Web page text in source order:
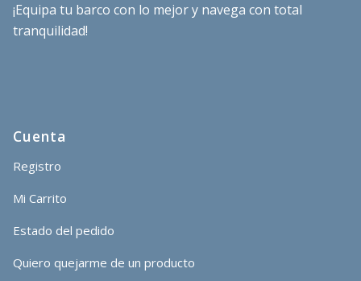
¡Equipa tu barco con lo mejor y navega con total
tranquilidad!
Cuenta
Registro
Mi Carrito
Estado del pedido
Quiero quejarme de un producto